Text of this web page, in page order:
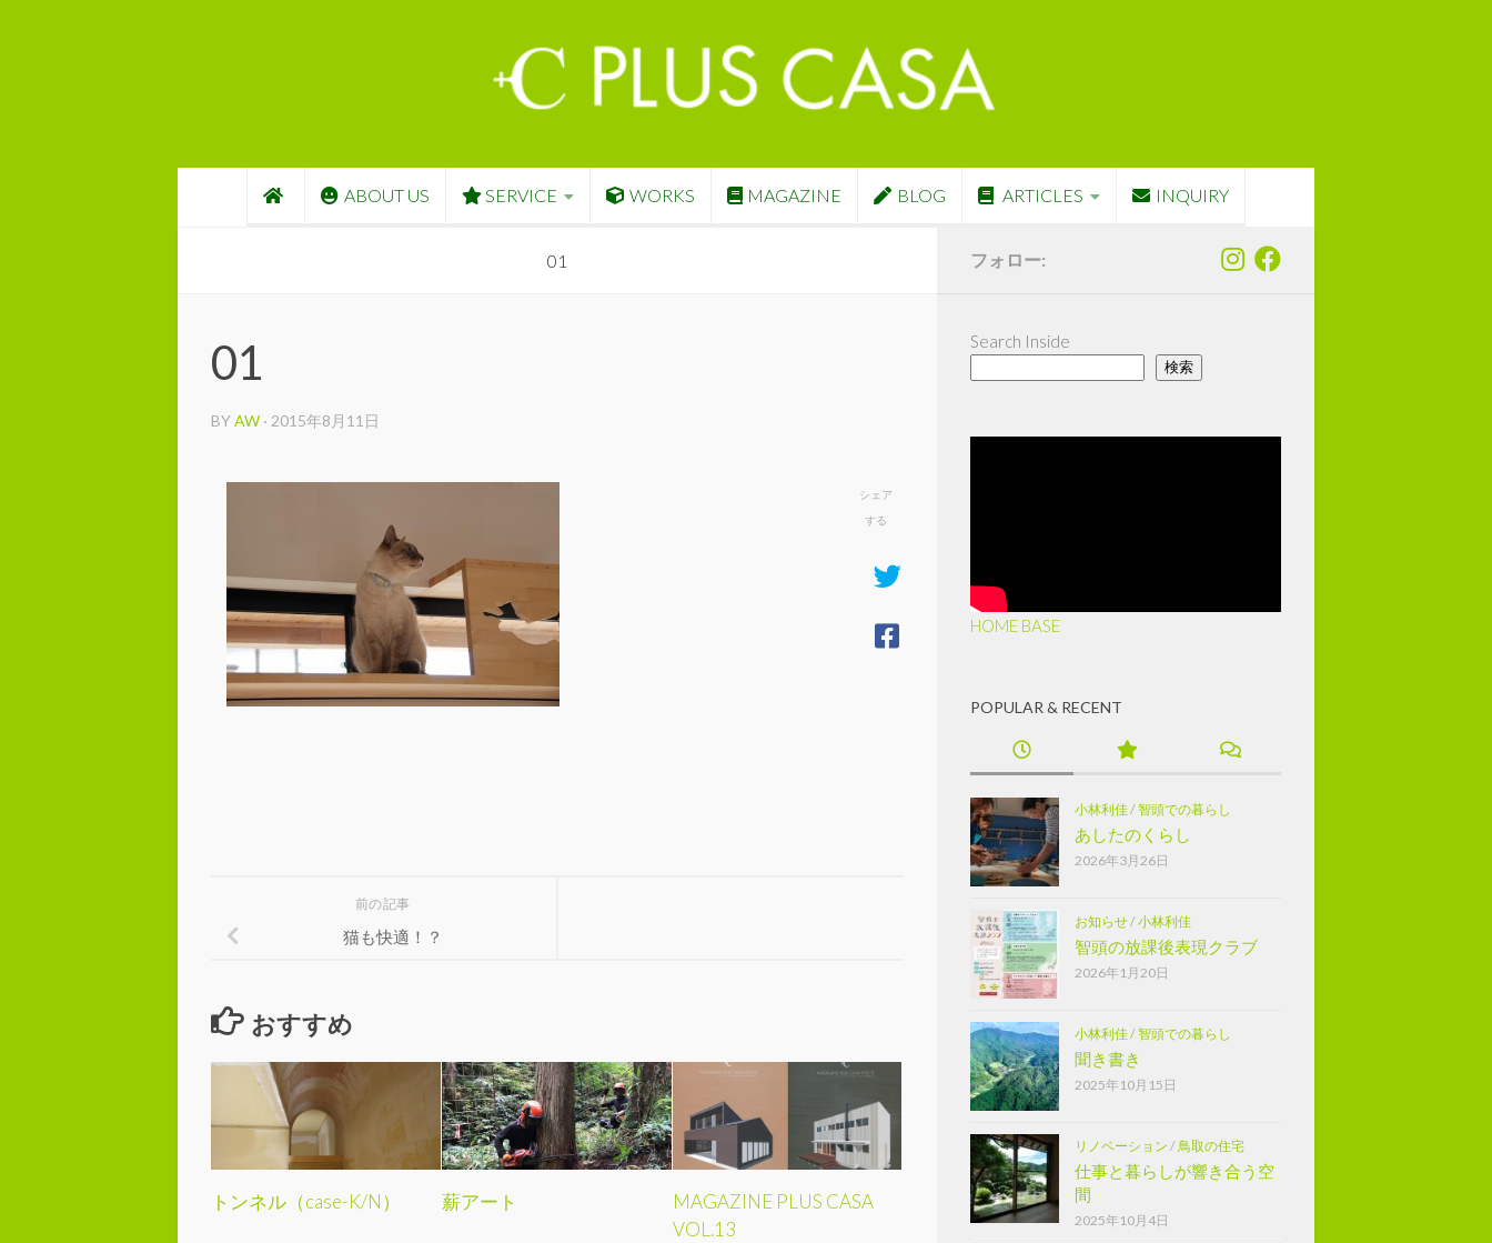
ABOUT US SERVICE WORKS MAGAZINE BLOG ARTICLES INQUIRY
01
01
BYAW · 2015年8月11日
シェア
する
前の記事
猫も快適！？
おすすめ
トンネル（case-K/N） 薪アート
MAGAZINE PLUS CASA
VOL.13
フォロー:
Search Inside
検索
HOME BASE
POPULAR & RECENT
小林利佳/智頭での暮らし
あしたのくらし
2026年3月26日
お知らせ/小林利佳
智頭の放課後表現クラブ
2026年1月20日
小林利佳/智頭での暮らし
聞き書き
2025年10月15日
リノベーション / 鳥取の住宅
仕事と暮らしが響き合う空
間
2025年10月4日